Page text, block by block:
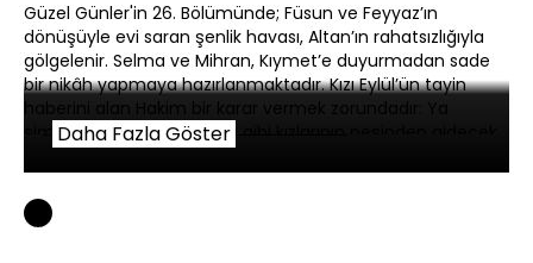
Güzel Günler'in 26. Bölümünde; Füsun ve Feyyaz’ın
dönüşüyle evi saran şenlik havası, Altan’ın rahatsızlığıyla
gölgelenir. Selma ve Mihran, Kıymet’e duyurmadan sade
bir nikâh yapmaya hazırlanmaktadır. Kızı Eylül’ün tayin
haberini alan Hakim bir karar vermek zorundadır: Ya
şimdiye kadar hep yaptığı gibi kızlarının peşinden gidecek,
kullanan Derin, Ayşim olmadan Amerika’ya gitmeyi
reddeder. İşlerin iyice zora girdiği bir anda, Gülce ailesine
gelecek müjdeli bir haber, herkesin yüzlerin yeniden
Daha Fazla Göster